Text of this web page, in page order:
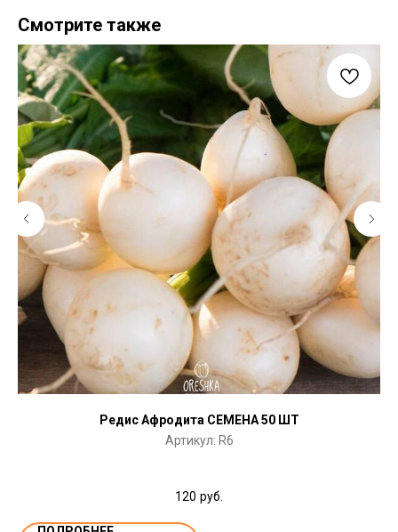
Смотрите также
Редис Афродита СЕМЕНА 50 ШТ
Артикул: R6
120 руб.